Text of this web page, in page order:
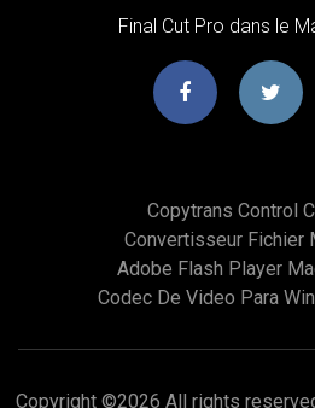
‎Final Cut Pro dans le
Copytrans Control
Convertisseur Fichier
Adobe Flash Player
Codec De Video Para
Copyright ©2026 All rights